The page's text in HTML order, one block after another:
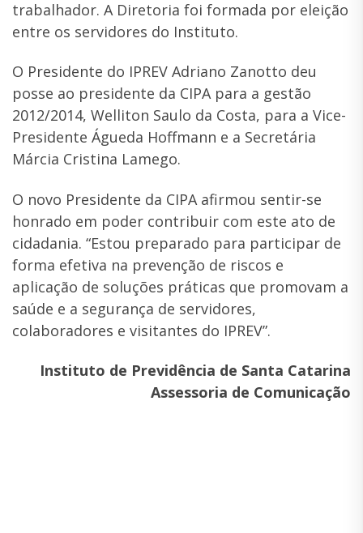
trabalhador. A Diretoria foi formada por eleição
entre os servidores do Instituto.
O Presidente do IPREV Adriano Zanotto deu
posse ao presidente da CIPA para a gestão
2012/2014, Welliton Saulo da Costa, para a Vice-
Presidente Águeda Hoffmann e a Secretária
Márcia Cristina Lamego.
O novo Presidente da CIPA afirmou sentir-se
honrado em poder contribuir com este ato de
cidadania. “Estou preparado para participar de
forma efetiva na prevenção de riscos e
aplicação de soluções práticas que promovam a
saúde e a segurança de servidores,
colaboradores e visitantes do IPREV”.
Instituto de Previdência de Santa Catarina
Assessoria de Comunicação